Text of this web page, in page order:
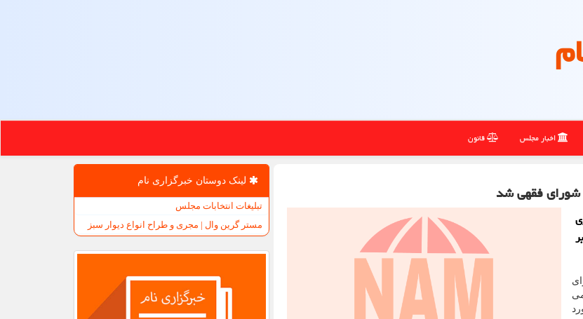
اخبار مجلس قانون
شورای فقهی شد
لینک دوستان خبرگزاری نام
تبلیغات انتخابات مجلس
مستر گرین وال | مجری و طراح انواع دیوار سبز